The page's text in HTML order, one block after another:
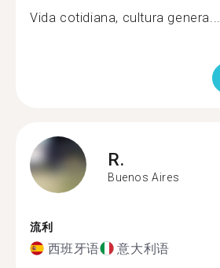
Vida cotidiana, cultura genera...
R.
Buenos Aires
流利
西班牙语 意大利语